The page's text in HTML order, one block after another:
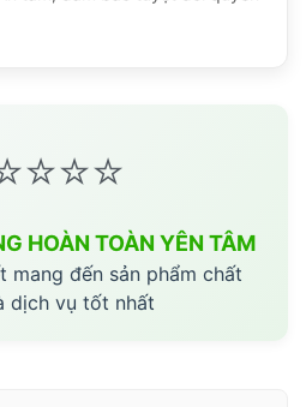
HOÀN TOÀN YÊN TÂM
mang đến sản phẩm chất
dịch vụ tốt nhất